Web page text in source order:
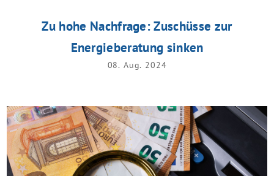
Zu hohe Nachfrage: Zuschüsse zur
Energieberatung sinken
08. Aug. 2024